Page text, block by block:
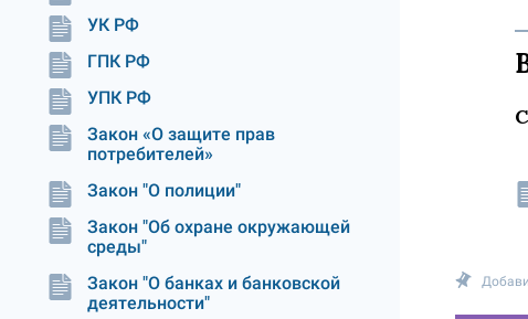
УК РФ
ГПК РФ
УПК РФ
Закон «О защите прав
потребителей»
Закон "О полиции"
Закон "Об охране окружающей
среды"
Закон "О банках и банковской
деятельности"